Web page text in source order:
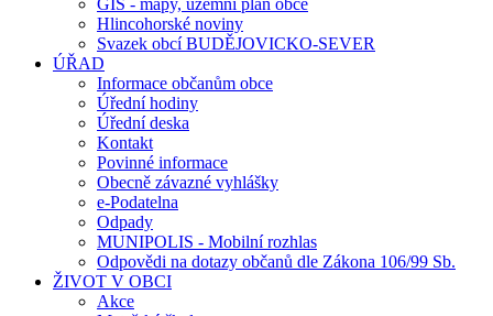
GIS - mapy, územní plán obce
Hlincohorské noviny
Svazek obcí BUDĚJOVICKO-SEVER
ÚŘAD
Informace občanům obce
Úřední hodiny
Úřední deska
Kontakt
Povinné informace
Obecně závazné vyhlášky
e-Podatelna
Odpady
MUNIPOLIS - Mobilní rozhlas
Odpovědi na dotazy občanů dle Zákona 106/99 Sb.
ŽIVOT V OBCI
Akce